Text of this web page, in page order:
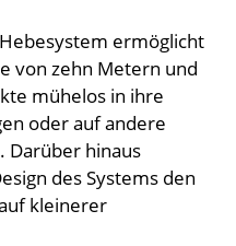
ermöglicht
von zehn Metern und
mühelos in ihre
oder auf andere
Darüber hinaus
des Systems den
kleinerer